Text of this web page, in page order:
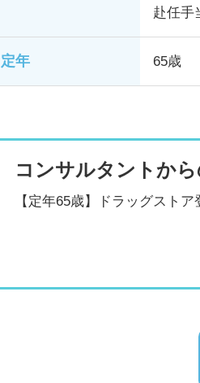
赴任手
定年 65歳
コンサルタントか
【定年65歳】ドラッグスト